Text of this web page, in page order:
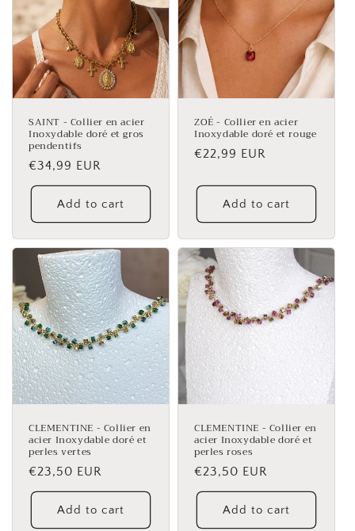
SAINT - Collier en acier
Inoxydable doré et gros
pendentifs
Regular
price
€34,99 EUR
Add to cart
ZOÉ - Collier en acier
Inoxydable doré et rouge
Regular
€22,99 EUR
Add to cart
CLEMENTINE - Collier en
acier Inoxydable doré et
perles vertes
Regular
price
€23,50 EUR
Add to cart
CLEMENTINE - Collier en
acier Inoxydable doré et
perles roses
Regular
price
€23,50 EUR
Add to cart